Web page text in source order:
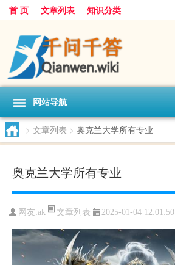
首 页 文章列表 知识分类
网站导航
> 文章列表 > 奥克兰大学所有专业
奥克兰大学所有专业
网友:ak 文章列表 2025-01-04 12:01:50